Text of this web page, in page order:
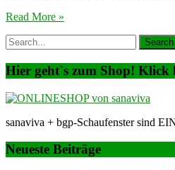
Read More »
Hier geht`s zum Shop!
sanaviva + bgp-Schaufenster sind
Neueste Beiträge